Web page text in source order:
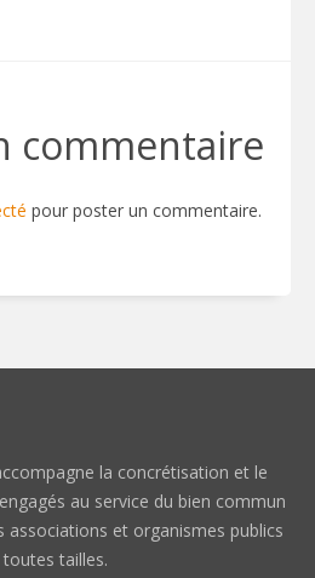
commentaire
pour poster un commentaire.
la concrétisation et le
au service du bien commun
associations et organismes publics
toutes tailles.